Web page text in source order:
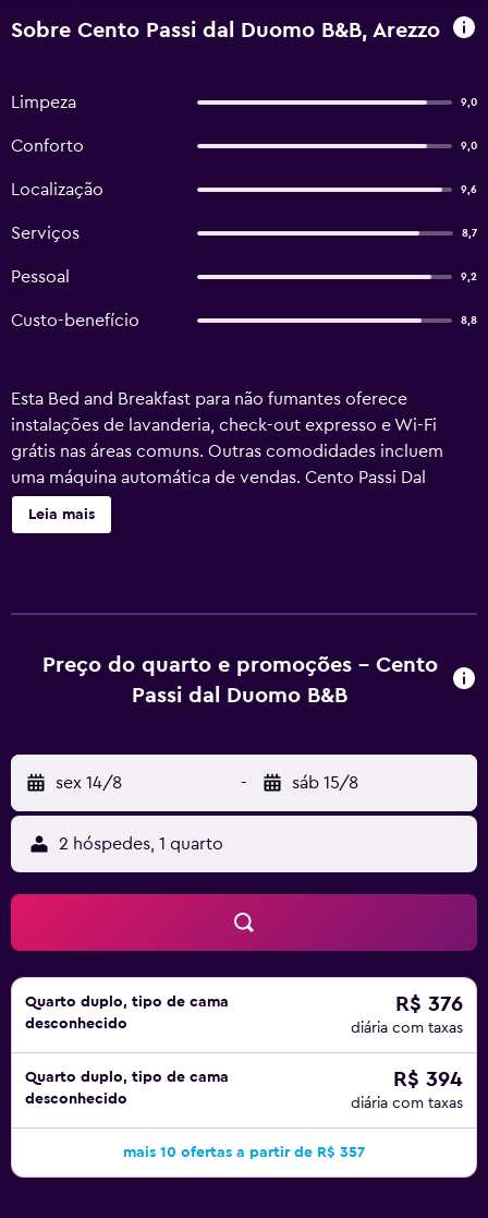
Sobre Cento Passi dal Duomo B&B, Arezzo
Limpeza 9,0
Conforto 9,0
Localização 9,6
Serviços 8,7
Pessoal 9,2
Custo-benefício 8,8
Esta Bed and Breakfast para não fumantes oferece
instalações de lavanderia, check-out expresso e Wi-Fi
grátis nas áreas comuns. Outras comodidades incluem
uma máquina automática de vendas. Cento Passi Dal
Duomo dispõe de 4 acomodações com ar-condicionado,
lavadoras/secadoras e garrafas de água grátis. As camas
compartilhada/comum. Os banheiros possuem chuveiros
e produtos de toalete de cortesia. Esta Bed and Breakfast
Leia mais
Preço do quarto e promoções - Cento
Passi dal Duomo B&B
sex 14/8 - sáb 15/8
2 hóspedes, 1 quarto
Quarto duplo, tipo de cama
desconhecido
R$ 376
diária com taxas
Quarto duplo, tipo de cama
desconhecido
R$ 394
diária com taxas
mais 10 ofertas a partir de R$ 357